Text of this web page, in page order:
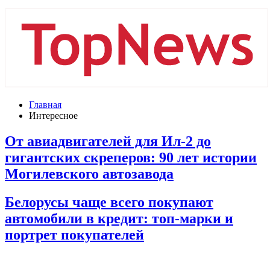
Главная
Интересное
От авиадвигателей для Ил-2 до
гигантских скреперов: 90 лет истории
Могилевского автозавода
Белорусы чаще всего покупают
автомобили в кредит: топ‑марки и
портрет покупателей